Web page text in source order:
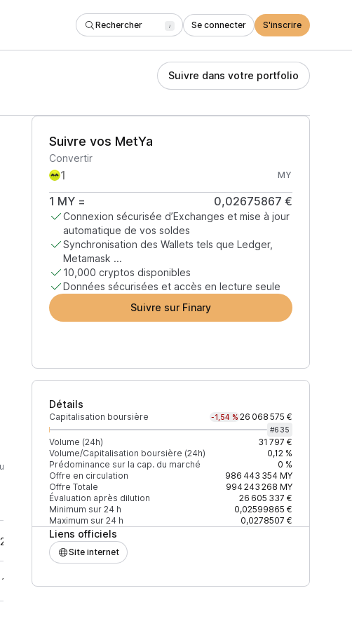
Rechercher / Se connecter S'inscrire
Suivre dans votre portfolio
Suivre vos MetYa
Convertir
MY
1 MY= 0,02675867 €
Connexion sécurisée d’Exchanges et mise à jour
automatique de vos soldes
Synchronisation des Wallets tels que Ledger,
Metamask ...
10,000 cryptos disponibles
Données sécurisées et accès en lecture seule
Suivre sur Finary
Détails
Capitalisation boursière -1,54 % 26 068 575 €
#635
Volume (24h)
31 797 €
Volume/Capitalisation boursière (24h)
0,12 %
Prédominance sur la cap. du marché
0 %
Offre en circulation
986 443 354MY
Offre Totale
994 243 268 MY
Évaluation après dilution
26 605 337 €
Minimum sur 24 h
0,02599865 €
Maximum sur 24 h
0,0278507 €
Liens officiels
Site internet
(24h) % du volume Confiance Mis à jour
24 402 $ 66,41 %
12 345 $